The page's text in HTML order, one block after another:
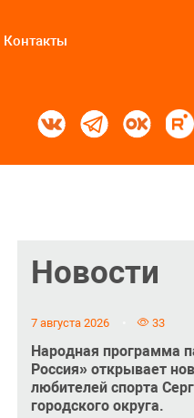
Контакты
Новости
7 августа 2026 33
Народная программа
Россия» открывает
любителей спорта
городского округа.